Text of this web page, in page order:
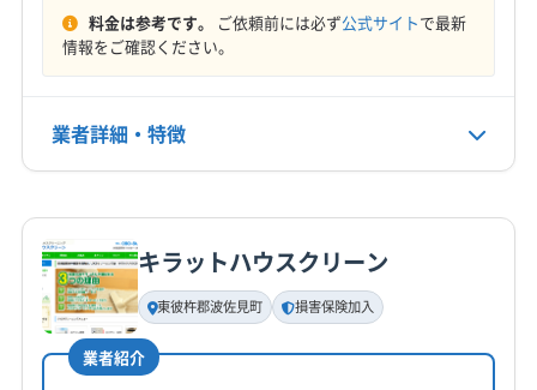
電話番号
非公開
公式サイトを見る
料金は参考です。 ご依頼前には必ず公式サイトで最新
情報をご確認ください。
業者詳細・特徴
基本情報
代表者名
木原和繁
所在地
キラットハウスクリーン
東彼杵郡波佐見町 損害保険加入
業者紹介